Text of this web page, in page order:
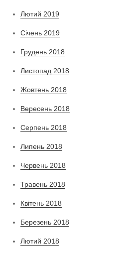
Лютий 2019
Січень 2019
Грудень 2018
Листопад 2018
Жовтень 2018
Вересень 2018
Серпень 2018
Липень 2018
Червень 2018
Травень 2018
Квітень 2018
Березень 2018
Лютий 2018